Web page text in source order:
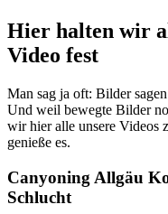
Hier halten wir
Video fest
Man sag ja oft: Bilder
Und weil bewegte Bilder
wir hier alle unsere Videos
genieße es.
Canyoning Allgäu
Schlucht